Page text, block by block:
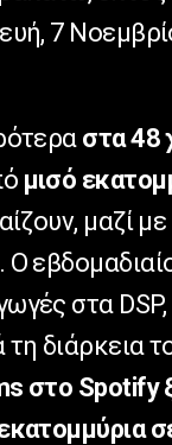
7
στα 48
μισό
μαζί
Ο
στα DSP,
διάρκεια
στο Spotify